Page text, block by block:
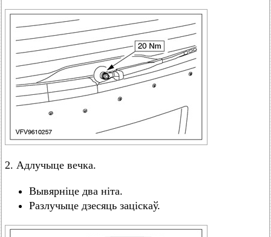
2. Адлучыце вечка.
Вывярніце два ніта.
Разлучыце дзесяць заціскаў.